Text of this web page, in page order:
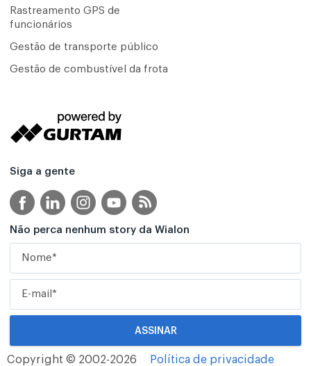
Rastreamento GPS de
funcionários
Gestão de transporte público
Gestão de combustível da frota
Siga a gente
Não perca nenhum story da Wialon
Copyright © 2002-2026 Política de privacidade